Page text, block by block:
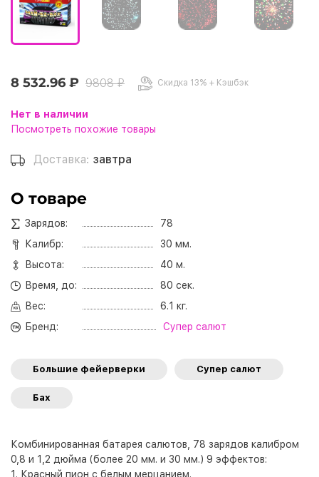
8 532.96 ₽ 9808 ₽ Скидка 13% + Кэшбэк
Нет в наличии
Посмотреть похожие товары
Доставка: завтра
О товаре
Зарядов:
78
Калибр:
30 мм.
Высота:
40 м.
Время, до:
80 сек.
Вес:
6.1 кг.
Бренд:
Супер салют
Большие фейерверки Супер салют
Бах
Комбинированная батарея салютов, 78 зарядов калибром
0,8 и 1,2 дюйма (более 20 мм. и 30 мм.) 9 эффектов:
1. Красный пион с белым мерцанием.